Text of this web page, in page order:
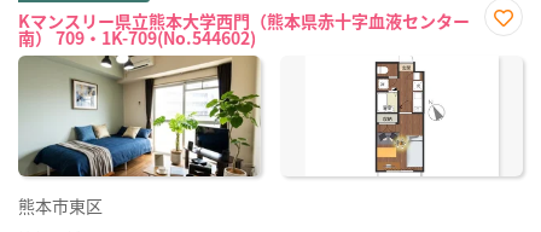
Kマンスリー県立熊本大学西門（熊本県赤十字血液センター
南） 709・1K-709(No.544602)
に入
熊本市東区